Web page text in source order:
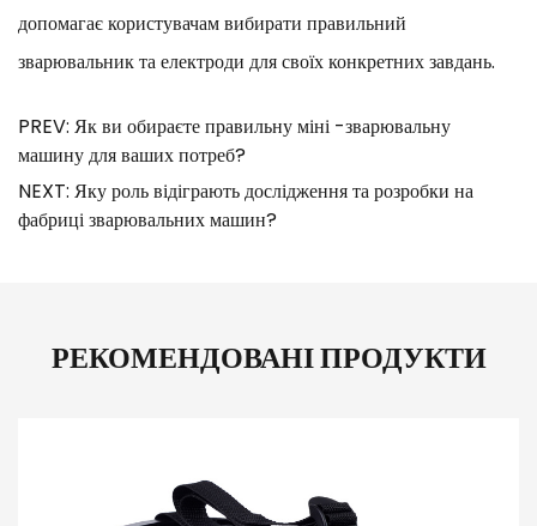
допомагає користувачам вибирати правильний
зварювальник та електроди для своїх конкретних завдань.
PREV: Як ви обираєте правильну міні -зварювальну
машину для ваших потреб?
NEXT: Яку роль відіграють дослідження та розробки на
фабриці зварювальних машин?
РЕКОМЕНДОВАНІ ПРОДУКТИ